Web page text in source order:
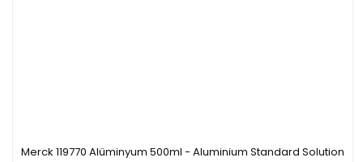
Merck 119770 Alüminyum 500ml - Aluminium Standard Solution